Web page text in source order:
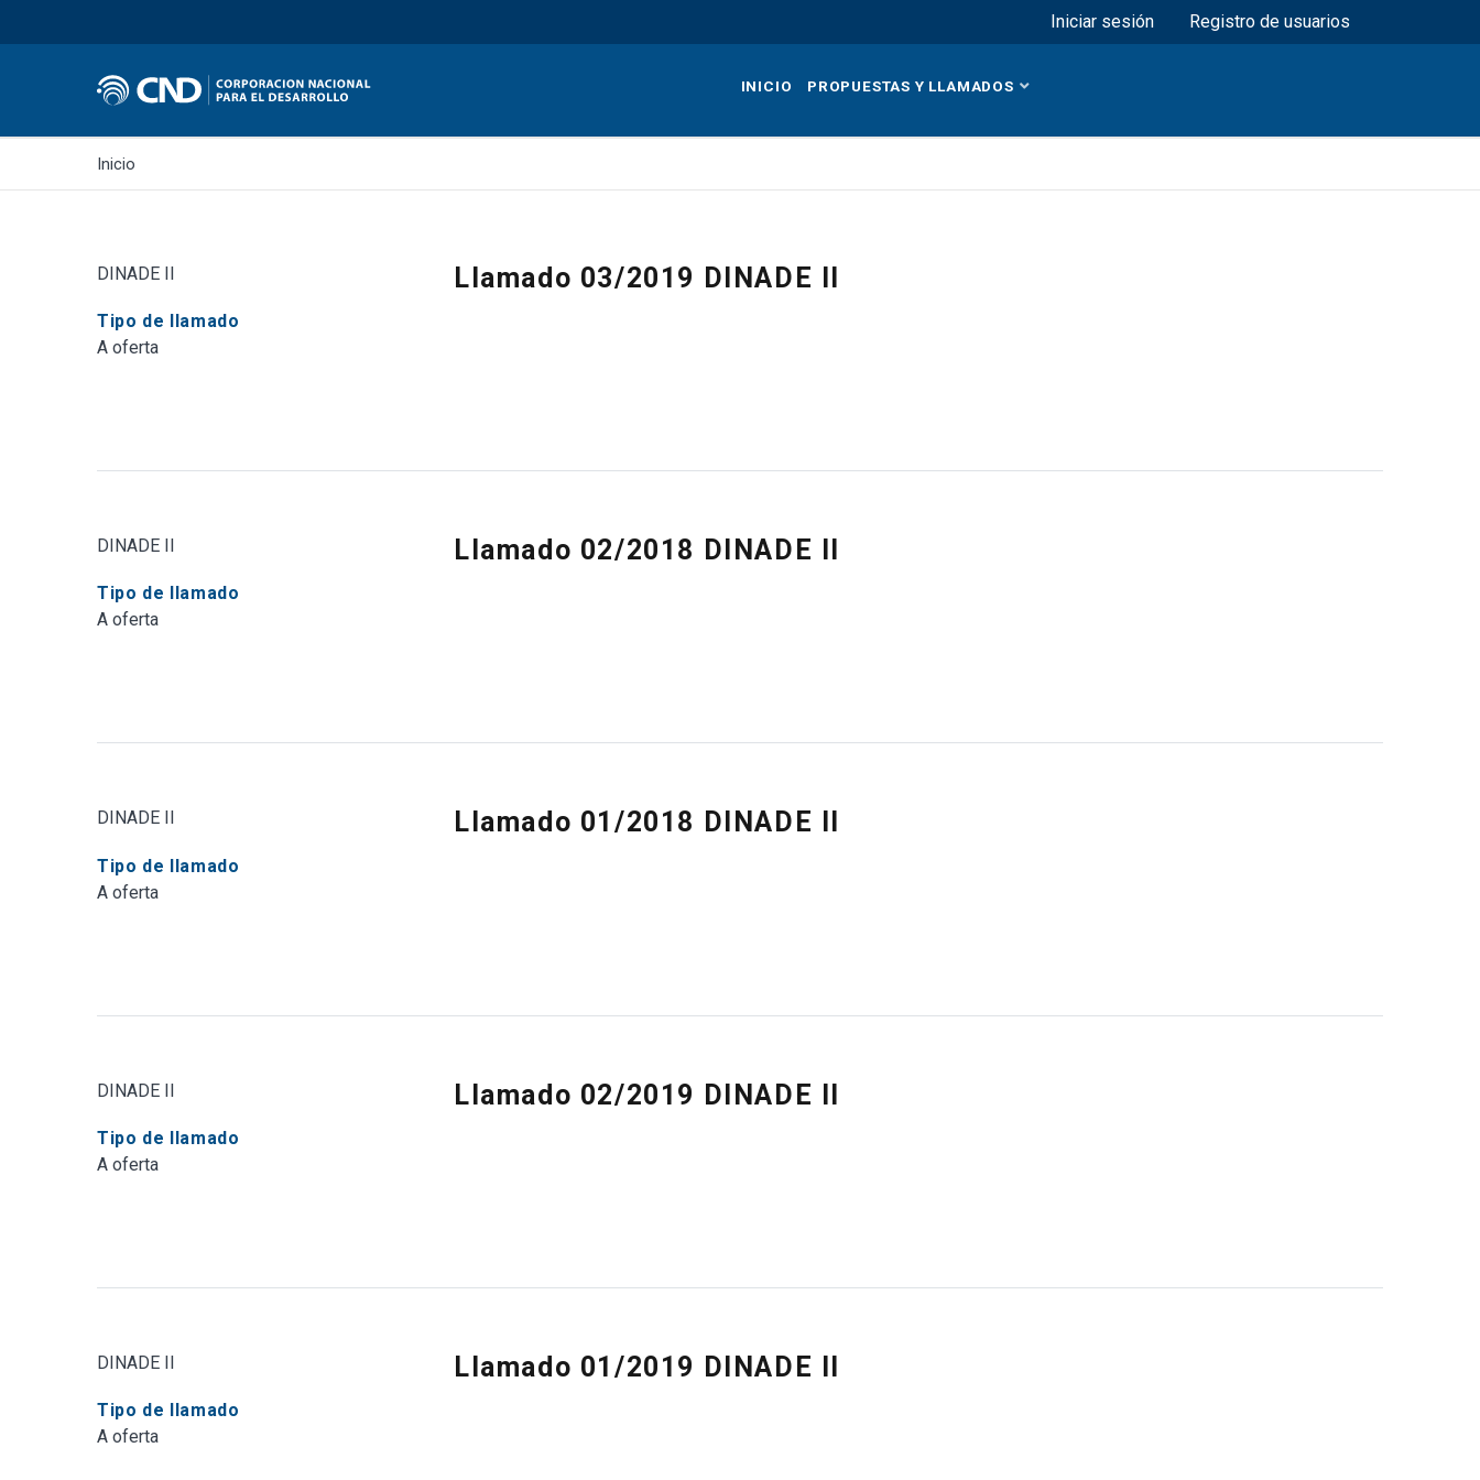
al
principal
Menú superior
Iniciar sesión Registro de usuarios
INICIO PROPUESTAS Y LLAMADOS
Inicio
DINADE II
Tipo de llamado
A oferta
Llamado 03/2019 DINADE II
DINADE II
Tipo de llamado
A oferta
Llamado 02/2018 DINADE II
DINADE II
Tipo de llamado
A oferta
Llamado 01/2018 DINADE II
DINADE II
Tipo de llamado
A oferta
Llamado 02/2019 DINADE II
DINADE II
Tipo de llamado
A oferta
Llamado 01/2019 DINADE II